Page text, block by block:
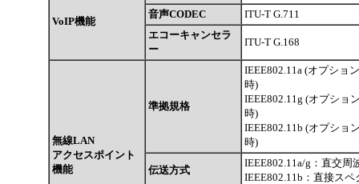
VoIP機能
音声CODEC
ITU-T G.711
エコーキャンセラ
ー
ITU-T G.168
無線LAN
アクセスポイント
機能
準拠規格
IEEE802.11a (オプショ
時)
IEEE802.11g (オプショ
時)
IEEE802.11b (オプショ
時)
伝送方式
IEEE802.11a/g：直交周
IEEE802.11b：直接スペ